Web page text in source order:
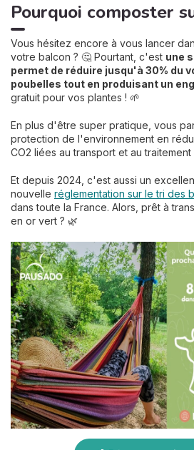
Pourquoi composter
Vous hésitez encore à vous lancer
votre balcon ? 🤔 Pourtant, c'est une
permet de réduire jusqu'à 30% du
poubelles tout en produisant un
gratuit pour vos plantes ! 🌱
En plus d'être super pratique, vous
protection de l'environnement en
CO2 liées au transport et au
Et depuis 2024, c'est aussi un
nouvelle réglementation sur le tri des
dans toute la France. Alors, prêt à
en or vert ? 🌿